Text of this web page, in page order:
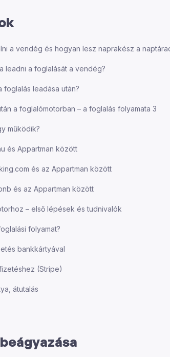
a vendég és hogyan lesz naprakész a
leadni a foglalását a vendég?
foglalás leadása után?
a foglalómotorban – a foglalás folyamata 3
működik?
és Appartman között
és az Appartman között
és az Appartman között
– első lépések és tudnivalók
folyamat?
bankkártyával
(Stripe)
átutalás